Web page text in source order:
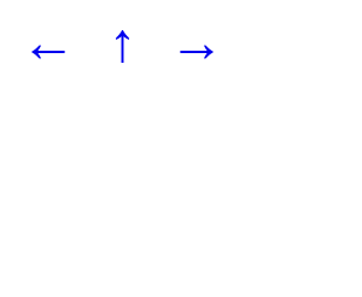
← ↑ →